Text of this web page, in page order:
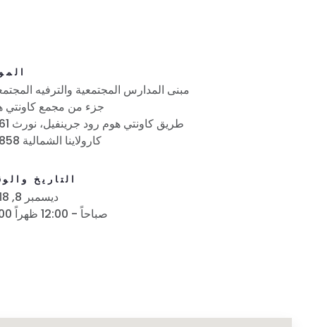
مبنى المدارس المجتمعية والترفيه
جزء من مجمع كاونتي
2561 طريق
كارولاينا الشمالية 27858
التاريخ
ديسمبر 8, 2018
10:00 صباحاً - 12:00 ظهراً